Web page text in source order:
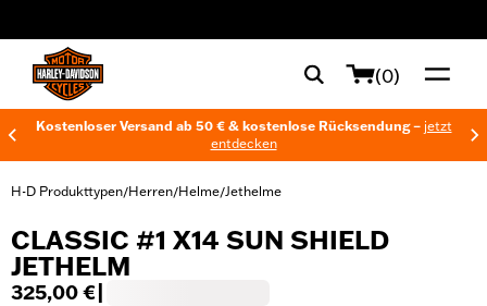
(0)
Kostenloser Versand ab 50 € & kostenlose Rücksendung – jetzt
entdecken
H-D Produkttypen/Herren/Helme/Jethelme
CLASSIC #1 X14 SUN SHIELD
JETHELM
325,00 €